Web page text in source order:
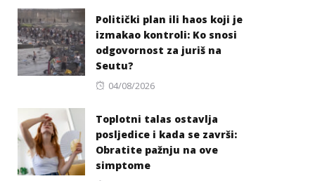
Politički plan ili haos koji je
izmakao kontroli: Ko snosi
odgovornost za juriš na
Seutu?
Posted
04/08/2026
Toplotni talas ostavlja
posljedice i kada se završi:
Obratite pažnju na ove
simptome